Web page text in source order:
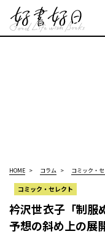
HOME コラム コミック・
コミック・セレクト
衿沢世衣子「制服
予想の斜め上の展